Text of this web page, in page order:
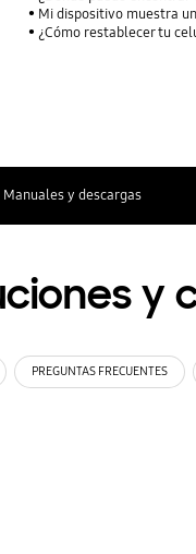
Mi dispositivo muestra
¿Cómo restablecer tu
Manuales y descargas
y
PREGUNTAS FRECUENTES